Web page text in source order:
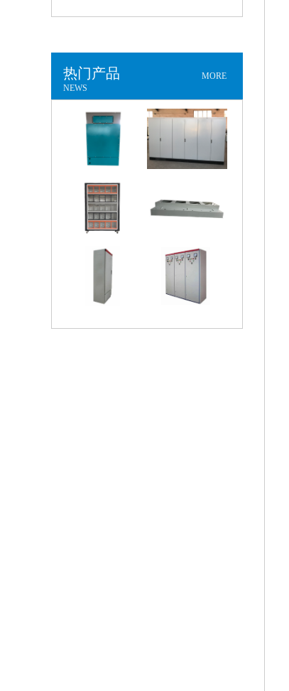
热门产品
NEWS
MORE